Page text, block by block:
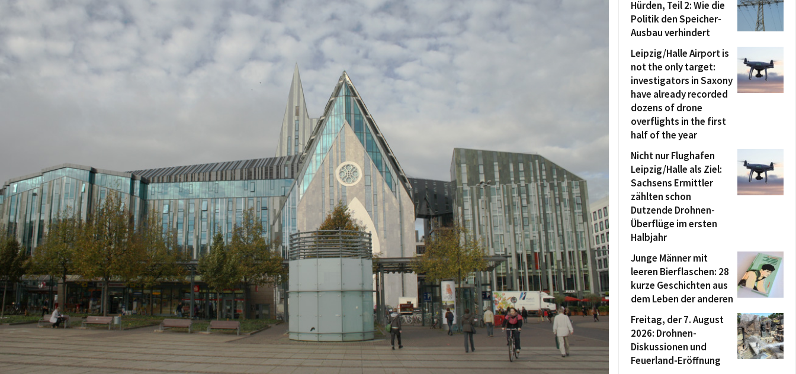
Hürden, Teil 2: Wie die
Politik den Speicher-
Ausbau verhindert
Leipzig/Halle Airport is
not the only target:
investigators in Saxony
have already recorded
dozens of drone
overflights in the first
half of the year
Nicht nur Flughafen
Leipzig/Halle als Ziel:
Sachsens Ermittler
zählten schon
Dutzende Drohnen-
Überflüge im ersten
Halbjahr
Junge Männer mit
leeren Bierflaschen: 28
kurze Geschichten aus
dem Leben der anderen
Freitag, der 7. August
2026: Drohnen-
Diskussionen und
Feuerland-Eröffnung